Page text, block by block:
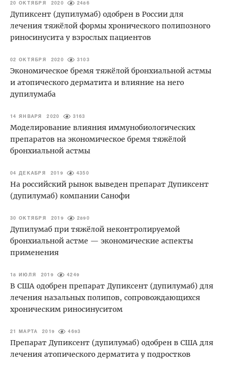
20 ОКТЯБРЯ 2020 2486
Дупиксент (дупилумаб) одобрен в России для
лечения тяжёлой формы хронического полипозного
риносинусита у взрослых пациентов
02 ОКТЯБРЯ 2020 3103
Экономическое бремя тяжёлой бронхиальной астмы
и атопического дерматита и влияние на него
дупилумаба
14 ЯНВАРЯ 2020 3163
Моделирование влияния иммунобиологических
препаратов на экономическое бремя тяжёлой
бронхиальной астмы
04 ДЕКАБРЯ 2019 4350
На российский рынок выведен препарат Дупиксент
(дупилумаб) компании Санофи
30 ОКТЯБРЯ 2019 2890
Дупилумаб при тяжёлой неконтролируемой
бронхиальной астме — экономические аспекты
применения
18 ИЮЛЯ 2019 4249
В США одобрен препарат Дупиксент (дупилумаб) для
лечения назальных полипов, сопровождающихся
хроническим риносинуситом
21 МАРТА 2019 4693
Препарат Дупиксент (дупилумаб) одобрен в США для
лечения атопического дерматита у подростков